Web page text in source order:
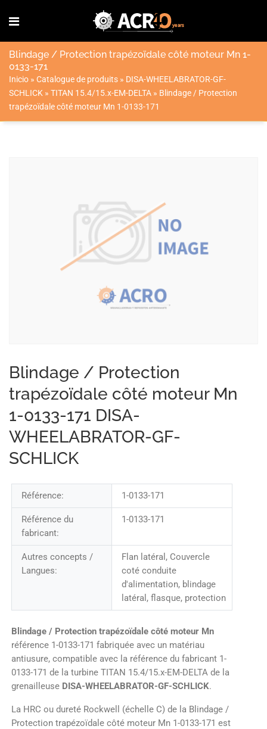
Blindage / Protection trapézoïdale côté moteur Mn 1-
0133-171
Inicio » Catalogue de produits » DISA-WHEELABRATOR-GF-
SCHLICK » TITAN 15.4/15.x-EM-DELTA » Blindage / Protection
trapézoïdale côté moteur Mn 1-0133-171
Blindage / Protection
trapézoïdale côté moteur Mn
1-0133-171 DISA-
WHEELABRATOR-GF-
SCHLICK
Référence: 1-0133-171
Référence du
fabricant:
1-0133-171
Autres concepts /
Langues:
Flan latéral, Couvercle
coté conduite
d'alimentation, blindage
latéral, flasque, protection
Blindage / Protection trapézoïdale côté moteur Mn
référence 1-0133-171 fabriquée avec un matériau
antiusure, compatible avec la référence du fabricant 1-
0133-171 de la turbine TITAN 15.4/15.x-EM-DELTA de la
grenailleuse DISA-WHEELABRATOR-GF-SCHLICK.
La HRC ou dureté Rockwell (échelle C) de la Blindage /
Protection trapézoïdale côté moteur Mn 1-0133-171 est